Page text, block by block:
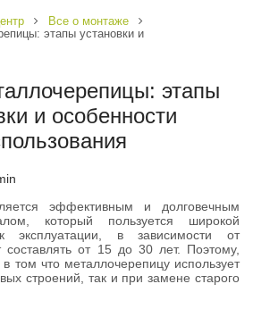
Все о монтаже
этапы установки и
этапы
и особенности
эффективным и долговечным
который пользуется широкой
эксплуатации, в зависимости от
составлять от 15 до 30 лет. Поэтому,
в том что металлочерепицу использует
строений, так и при замене старого